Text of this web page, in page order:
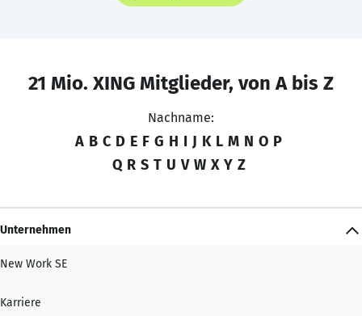
21 Mio. XING Mitglieder, von A bis Z
Nachname:
A B C D E F G H I J K L M N O P
Q R S T U V W X Y Z
Unternehmen
New Work SE
Karriere